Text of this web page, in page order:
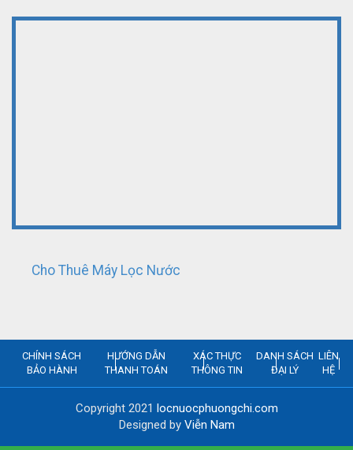
Cho Thuê Máy Lọc Nước
CHÍNH SÁCH
BẢO HÀNH
HƯỚNG DẪN
THANH TOÁN
XÁC THỰC
THÔNG TIN
DANH SÁCH
ĐẠI LÝ
LIÊN
HỆ
Copyright 2021 locnuocphuongchi.com
Designed by Viễn Nam